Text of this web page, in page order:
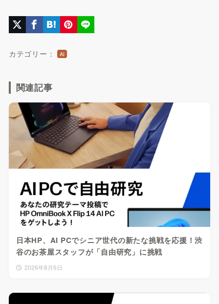
カテゴリー： AI
関連記事
日本HP、AI PCでシニア世代の新たな挑戦を応援！渋
谷のお茶屋スタッフが「自由研究」に挑戦
2026年8月6日